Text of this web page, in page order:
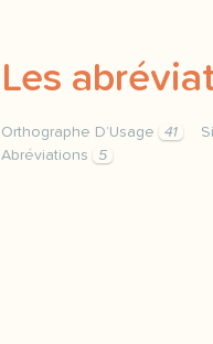
Les
Orthographe D’Usage 41
Abréviations
5